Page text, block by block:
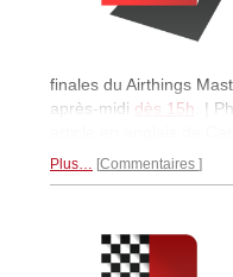
finales du Airthings
après-midi dès 15h . |
Plus… Commentaires